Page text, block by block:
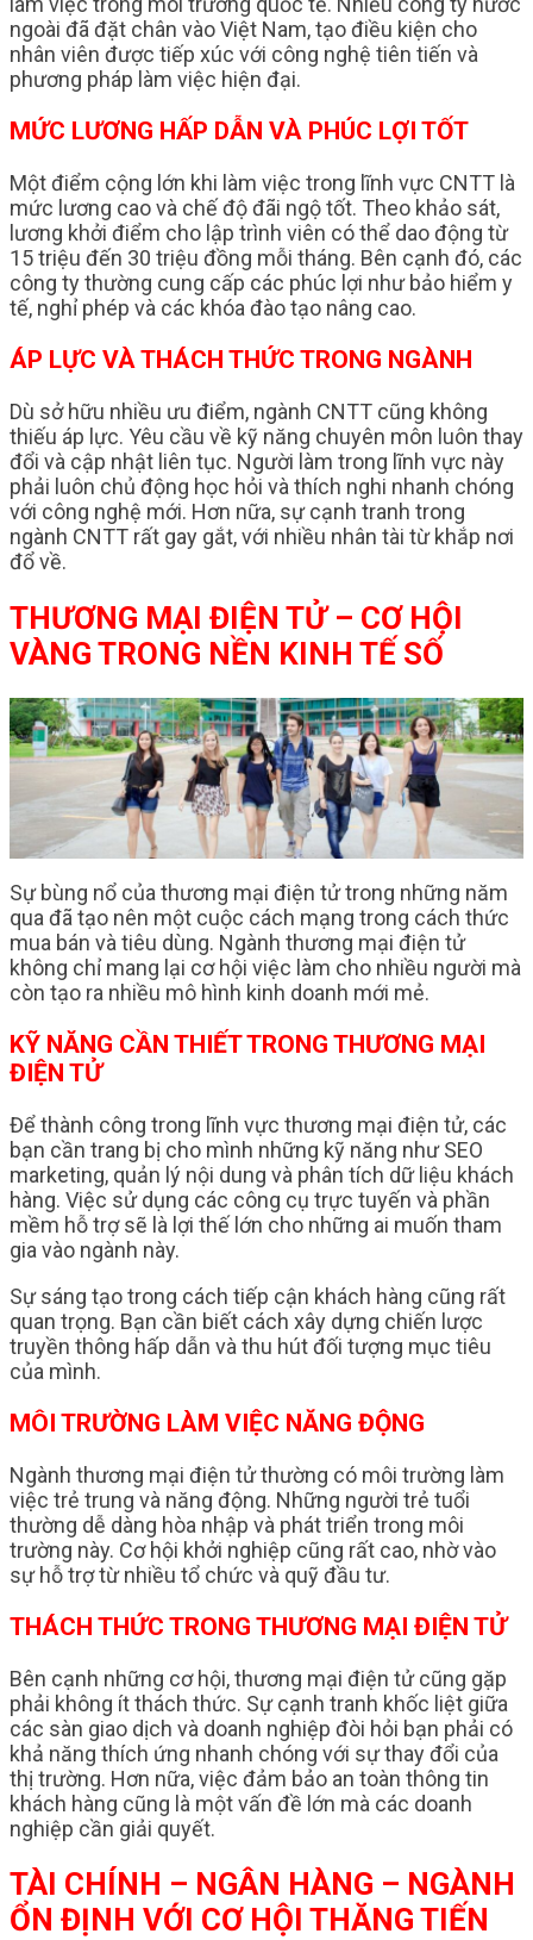
ngoài đã đặt chân vào Việt Nam, tạo điều kiện cho
nhân viên được tiếp xúc với công nghệ tiên tiến và
phương pháp làm việc hiện đại.
MỨC LƯƠNG HẤP DẪN VÀ PHÚC LỢI TỐT
Một điểm cộng lớn khi làm việc trong lĩnh vực CNTT là
mức lương cao và chế độ đãi ngộ tốt. Theo khảo sát,
lương khởi điểm cho lập trình viên có thể dao động từ
15 triệu đến 30 triệu đồng mỗi tháng. Bên cạnh đó, các
công ty thường cung cấp các phúc lợi như bảo hiểm y
tế, nghỉ phép và các khóa đào tạo nâng cao.
ÁP LỰC VÀ THÁCH THỨC TRONG NGÀNH
Dù sở hữu nhiều ưu điểm, ngành CNTT cũng không
thiếu áp lực. Yêu cầu về kỹ năng chuyên môn luôn thay
đổi và cập nhật liên tục. Người làm trong lĩnh vực này
phải luôn chủ động học hỏi và thích nghi nhanh chóng
với công nghệ mới. Hơn nữa, sự cạnh tranh trong
ngành CNTT rất gay gắt, với nhiều nhân tài từ khắp nơi
đổ về.
THƯƠNG MẠI ĐIỆN TỬ – CƠ HỘI
VÀNG TRONG NỀN KINH TẾ SỐ
Sự bùng nổ của thương mại điện tử trong những năm
qua đã tạo nên một cuộc cách mạng trong cách thức
mua bán và tiêu dùng. Ngành thương mại điện tử
không chỉ mang lại cơ hội việc làm cho nhiều người mà
còn tạo ra nhiều mô hình kinh doanh mới mẻ.
KỸ NĂNG CẦN THIẾT TRONG THƯƠNG MẠI
ĐIỆN TỬ
Để thành công trong lĩnh vực thương mại điện tử, các
bạn cần trang bị cho mình những kỹ năng như SEO
marketing, quản lý nội dung và phân tích dữ liệu khách
hàng. Việc sử dụng các công cụ trực tuyến và phần
mềm hỗ trợ sẽ là lợi thế lớn cho những ai muốn tham
gia vào ngành này.
Sự sáng tạo trong cách tiếp cận khách hàng cũng rất
quan trọng. Bạn cần biết cách xây dựng chiến lược
truyền thông hấp dẫn và thu hút đối tượng mục tiêu
của mình.
MÔI TRƯỜNG LÀM VIỆC NĂNG ĐỘNG
Ngành thương mại điện tử thường có môi trường làm
việc trẻ trung và năng động. Những người trẻ tuổi
thường dễ dàng hòa nhập và phát triển trong môi
trường này. Cơ hội khởi nghiệp cũng rất cao, nhờ vào
sự hỗ trợ từ nhiều tổ chức và quỹ đầu tư.
THÁCH THỨC TRONG THƯƠNG MẠI ĐIỆN TỬ
Bên cạnh những cơ hội, thương mại điện tử cũng gặp
phải không ít thách thức. Sự cạnh tranh khốc liệt giữa
các sàn giao dịch và doanh nghiệp đòi hỏi bạn phải có
khả năng thích ứng nhanh chóng với sự thay đổi của
thị trường. Hơn nữa, việc đảm bảo an toàn thông tin
khách hàng cũng là một vấn đề lớn mà các doanh
nghiệp cần giải quyết.
TÀI CHÍNH – NGÂN HÀNG – NGÀNH
ỔN ĐỊNH VỚI CƠ HỘI THĂNG TIẾN